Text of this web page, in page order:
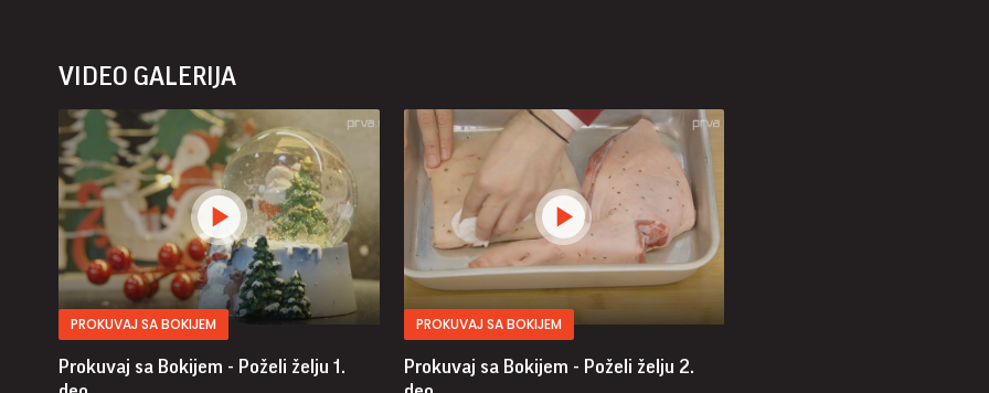
VIDEO GALERIJA
PROKUVAJ SA BOKIJEM
Prokuvaj sa Bokijem - Poželi želju 1.
PROKUVAJ SA BOKIJEM
Prokuvaj sa Bokijem - Poželi želju 2.